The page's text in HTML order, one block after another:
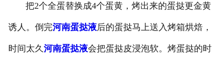
把2个全蛋替换成4个蛋黄，烤出来的蛋挞更金黄
诱人。倒完河南蛋挞液后的蛋挞马上送入烤箱烘焙，
时间太久 河南蛋挞液会把蛋挞皮浸泡软。烤蛋挞的时